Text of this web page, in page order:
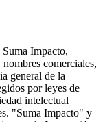
Impacto,
comerciales,
general de la
por leyes de
intelectual
"Suma Impacto" y